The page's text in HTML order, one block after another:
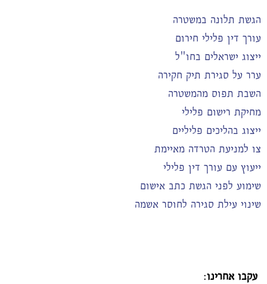
הגשת תלונה במשטרה
עורך דין פלילי חירום
ייצוג ישראלים בחו"ל
ערר על סגירת תיק חקירה
השבת תפוס מהמשטרה
מחיקת רישום פלילי
ייצוג בהליכים פליליים
צו למניעת הטרדה מאיימת
ייעוץ עם עורך דין פלילי
שימוע לפני הגשת כתב אישום
שינוי עילת סגירה לחוסר אשמה
עקבו אחרינו: